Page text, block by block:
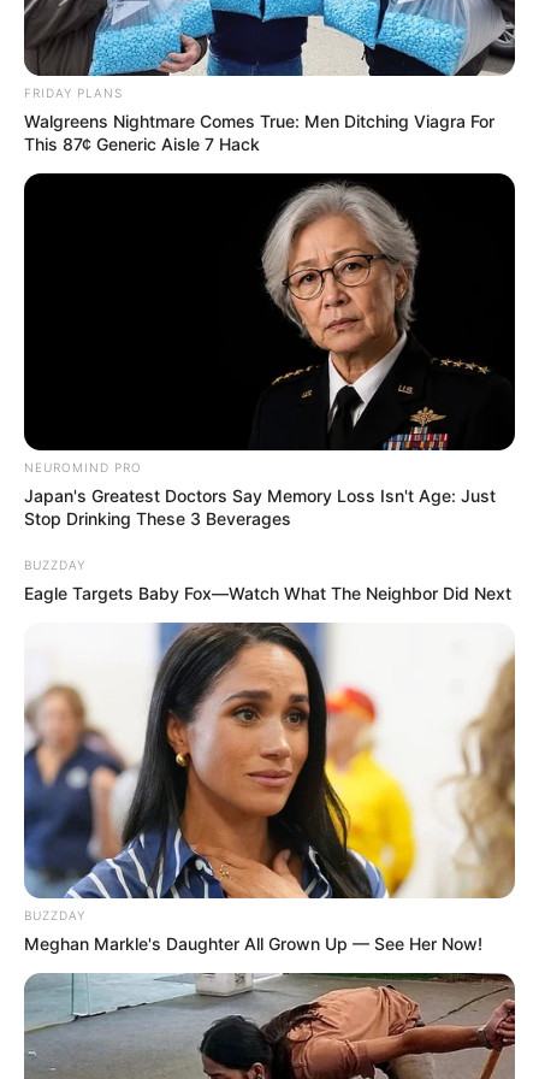
ΚΟΜΜΑΤΙ ΜΕΣΑ. ΚΑΙ ΜΠΟΡΕΙ ΑΥΤΟΙ ΠΟΥ ΠΛΗΡΩΘΗΚΑΝ
ΑΔΡΑ ΝΑ ΜΗΝ ΤΟ ΛΑΜΒΑΝΟΥΝ ΥΠΟΨΙΝ ΤΟΥΣ ΑΥΤΟ ΤΟ
ΗΘΙΚΟ ΚΟΜΜΑΤΙ, ΑΛΛΑ ΝΑ ΕΙΝΑΙ ΣΙΓΟΥΡΟΙ ΟΤΙ Ο
ΠΟΛΥ ΣΟΒΑΡΑ. ΚΑΙ ΗΔΗ ΤΟΥΣ ΕΧΕΙ ΚΑΤΑΤΑΞΕΙ ΕΚΕΙ ΠΟΥ
ΑΥΤΑ ΣΚΕΦΤΗΚΕ ΛΟΙΠΟΝ Η ΔΙΑΦΗΜΙΣΤΙΚΗ ΕΤΑΙΡΙΑ ΚΑΙ
ΑΠΟΦΑΣΙΣΕ ΝΑ ΒΓΑΛΕΙ ΑΠΕΞΩ ΤΗΝ “ΟΥΡΙΤΣΑ” ΤΗΣ,
ΕΦΟΣΟΝ ΟΥΤΩΣ Η ΑΛΛΩΣ ΔΕΝ ΑΠΟΦΑΣΙΖΕ ΑΥΤΗ ΓΙΑ ΤΟ
ΠΟΥ ΘΑ ΔΟΘΟΥΝ ΤΑ ΧΡΗΜΑΤΑ, ΑΛΛΑ ΚΑΙ ΤΟ ΠΟΣΑ
ΧΡΗΜΑΤΑ ΘΑ ΔΟΘΟΥΝ. ΔΗΛΩΣΕ ΛΟΙΠΟΝ ΜΕ ΤΗΝ
ΕΠΙΣΤΟΛΗ ΤΗΣ ΟΤΙ ΤΟ ΒΑΡΟΣ ΘΑ ΠΡΕΠΕΙ ΝΑ ΠΕΣΕΙ
ΣΤΗΝ ΚΥΒΕΡΝΗΣΗ Η ΟΠΟΙΑ ΚΑΙ ΠΗΡΕ ΤΙΣ ΑΠΟΦΑΣΕΙΣ,
ΟΠΩΣ ΕΠΙΣΗΣ ΚΑΙ ΣΕ ΑΥΤΟΥΣ ΠΟΥ ΔΕΧΘΗΚΑΝ ΝΑ
ΠΑΡΟΥΝ ΑΥΤΑ ΤΑ ΥΠΕΡΟΓΚΑ ΠΟΣΑ.
ΑΠΟ ΑΥΤΗΝ ΤΗΝ ΕΞΕΤΑΣΤΙΚΗ ΠΡΟΣΩΠΙΚΑ ΔΕΝ
FRIDAY PLANS
Walgreens Nightmare Comes True: Men Ditching Viagra For
This 87¢ Generic Aisle 7 Hack
NEUROMIND PRO
Japan's Greatest Doctors Say Memory Loss Isn't Age: Just
Stop Drinking These 3 Beverages
BUZZDAY
Eagle Targets Baby Fox—Watch What The Neighbor Did Next
BUZZDAY
Meghan Markle's Daughter All Grown Up — See Her Now!